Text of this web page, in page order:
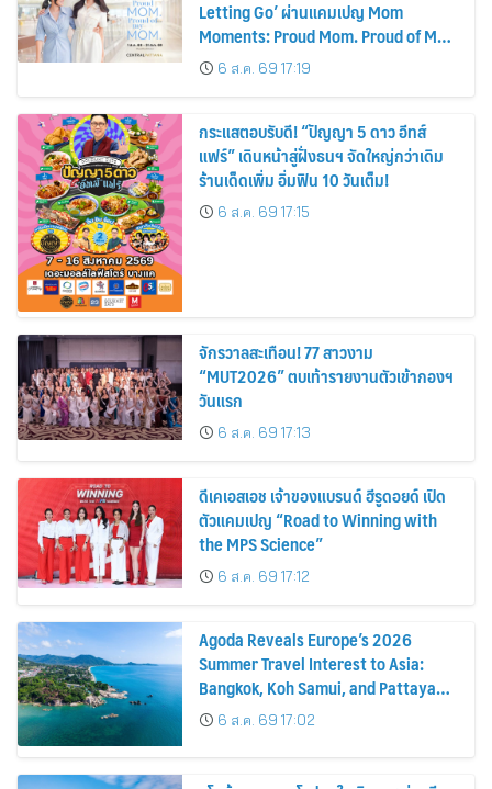
Letting Go’ ผ่านแคมเปญ Mom
Moments: Proud Mom. Proud of My
Mom.6 ส.ค. 69 17:19
กระแสตอบรับดี! “ปัญญา 5 ดาว อีทส์
แฟร์” เดินหน้าสู่ฝั่งธนฯ จัดใหญ่กว่าเดิม
ร้านเด็ดเพิ่ม อิ่มฟิน 10 วันเต็ม!
6 ส.ค. 69 17:15
จักรวาลสะเทือน! 77 สาวงาม
“MUT2026” ตบเท้ารายงานตัวเข้ากองฯ
วันแรก
6 ส.ค. 69 17:13
ดีเคเอสเอช เจ้าของแบรนด์ ฮีรูดอยด์ เปิด
ตัวแคมเปญ “Road to Winning with
the MPS Science”
6 ส.ค. 69 17:12
Agoda Reveals Europe’s 2026
Summer Travel Interest to Asia:
Bangkok, Koh Samui, and Pattaya
Among the Top Cities
6 ส.ค. 69 17:02